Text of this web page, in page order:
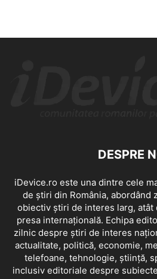
DESPRE
iDevice.ro este una dintre cele
de știri din România, abordând
obiectiv știri de interes larg, atât
presa internațională. Echipa
zilnic despre știri de interes
actualitate, politică, economie,
telefoane, tehnologie, știință,
inclusiv editoriale despre